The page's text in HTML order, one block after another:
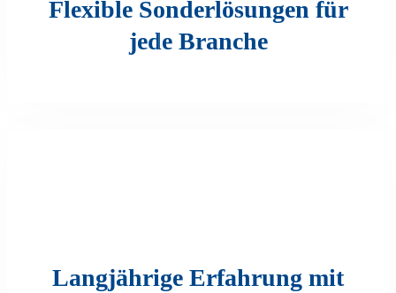
Flexible Sonderlösungen für
jede Branche
Langjährige Erfahrung mit